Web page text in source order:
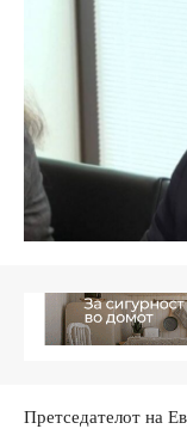
Претседателот на